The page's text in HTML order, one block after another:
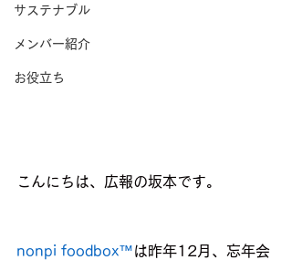
サステナブル
メンバー紹介
お役立ち
こんにちは、広報の坂本です。
nonpi foodbox™は昨年12月、忘年会